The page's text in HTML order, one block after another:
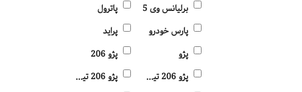
برلیانس وی 5
پاترول
پارس خودرو
پراید
پژو
پژو 206
پژو 206 تیپ 2
پژو 206 تیپ 3